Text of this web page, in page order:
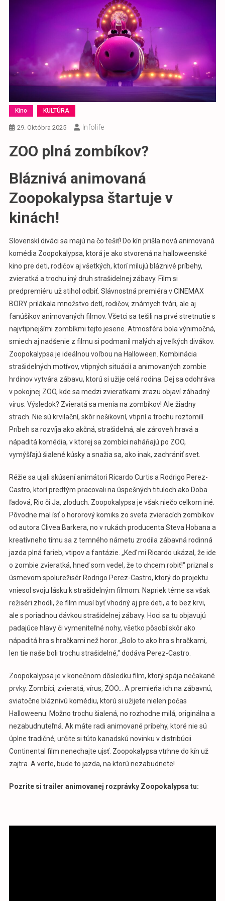
Kino KULTÚRA
29. Októbra 2025 Infolife
ZOO plná zombíkov?
Bláznivá animovaná
Zoopokalypsa štartuje v
kinách!
Slovenskí diváci sa majú na čo tešiť! Do kín prišla nová animovaná
komédia Zoopokalypsa, ktorá je ako stvorená na halloweenské
kino pre deti, rodičov aj všetkých, ktorí milujú bláznivé príbehy,
zvieratká a trochu iný druh strašidelnej zábavy. Film si
predpremiéru už stihol odbiť. Slávnostná premiéra v CINEMAX
BORY prilákala množstvo detí, rodičov, známych tvári, ale aj
fanúšikov animovaných filmov. Všetci sa tešili na prvé stretnutie s
najvtipnejšími zombíkmi tejto jesene. Atmosféra bola výnimočná,
smiech aj nadšenie z filmu si podmanil malých aj veľkých divákov.
Zoopokalypsa je ideálnou voľbou na Halloween. Kombinácia
strašidelných motívov, vtipných situácií a animovaných zombie
hrdinov vytvára zábavu, ktorú si užije celá rodina. Dej sa odohráva
v pokojnej ZOO, kde sa medzi zvieratkami zrazu objaví záhadný
vírus. Výsledok? Zvieratá sa menia na zombíkov! Ale žiadny
strach. Nie sú krvilační, skôr nešikovní, vtipní a trochu roztomilí.
Príbeh sa rozvíja ako akčná, strašidelná, ale zároveň hravá a
nápaditá komédia, v ktorej sa zombíci naháňajú po ZOO,
vymýšľajú šialené kúsky a snažia sa, ako inak, zachrániť svet.
Réžie sa ujali skúsení animátori Ricardo Curtis a Rodrigo Perez-
Castro, ktorí predtým pracovali na úspešných tituloch ako Doba
ľadová, Rio či Ja, zloduch. Zoopokalypsa je však niečo celkom iné.
Pôvodne mal ísť o hororový komiks zo sveta zvieracích zombíkov
od autora Clivea Barkera, no v rukách producenta Steva Hobana a
kreatívneho tímu sa z temného námetu zrodila zábavná rodinná
jazda plná farieb, vtipov a fantázie. „Keď mi Ricardo ukázal, že ide
o zombie zvieratká, hneď som vedel, že to chcem robiť!“ priznal s
úsmevom spolurežisér Rodrigo Perez-Castro, ktorý do projektu
vniesol svoju lásku k strašidelným filmom. Napriek téme sa však
režiséri zhodli, že film musí byť vhodný aj pre deti, a to bez krvi,
ale s poriadnou dávkou strašidelnej zábavy. Hoci sa tu objavujú
padajúce hlavy či vymeniteľné nohy, všetko pôsobí skôr ako
nápaditá hra s hračkami než horor. „Bolo to ako hra s hračkami,
len tie naše boli trochu strašidelné,“ dodáva Perez-Castro.
Zoopokalypsa je v konečnom dôsledku film, ktorý spája nečakané
prvky. Zombíci, zvieratá, vírus, ZOO… A premieňa ich na zábavnú,
sviatočne bláznivú komédiu, ktorú si užijete nielen počas
Halloweenu. Možno trochu šialená, no rozhodne milá, originálna a
nezabudnuteľná. Ak máte radi animované príbehy, ktoré nie sú
úplne tradičné, určite si túto kanadskú novinku v distribúcii
Continental film nenechajte ujsť. Zoopokalypsa vtrhne do kín už
zajtra. A verte, bude to jazda, na ktorú nezabudnete!
Pozrite si trailer animovanej rozprávky Zoopokalypsa tu: